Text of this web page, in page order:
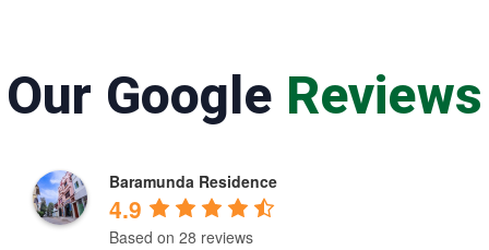
Our Google Reviews
Baramunda Residence
4.9
Based on 28 reviews